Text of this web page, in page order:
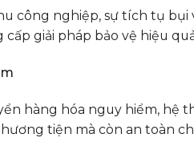
công nghiệp, sự tích tụ
cấp giải pháp bảo vệ hiệu
hàng hóa nguy hiểm, hệ
tiện mà còn an toàn